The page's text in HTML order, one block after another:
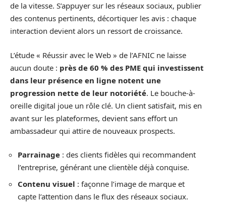
de la vitesse. S’appuyer sur les réseaux sociaux, publier
des contenus pertinents, décortiquer les avis : chaque
interaction devient alors un ressort de croissance.
L’étude « Réussir avec le Web » de l’AFNIC ne laisse
aucun doute : près de 60 % des PME qui investissent
dans leur présence en ligne notent une
progression nette de leur notoriété. Le bouche-à-
oreille digital joue un rôle clé. Un client satisfait, mis en
avant sur les plateformes, devient sans effort un
ambassadeur qui attire de nouveaux prospects.
Parrainage : des clients fidèles qui recommandent
l’entreprise, générant une clientèle déjà conquise.
Contenu visuel : façonne l’image de marque et
capte l’attention dans le flux des réseaux sociaux.